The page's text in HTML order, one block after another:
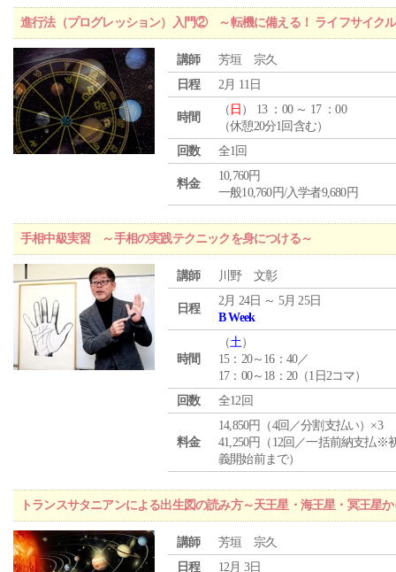
進行法（プログレッション）入門② ～転機に備える！ ライフサイク
講師
芳垣 宗久
日程
2月 11日
時間
（ 日 ） 13 ：00 ～ 17 ：00
（休憩20分1回含む）
回数
全1回
料金
10,760円
一般10,760円/入学者9,680円
手相中級実習 ～手相の実践テクニックを身につける～
講師 川野 文彰
日程
2月 24日 ～ 5月 25日
B Week
時間
（土）
15：20～16：40／
17：00～18：20（1日2コマ）
回数
全12回
料金
14,850円（4回／分割支払い）×3
41,250円（12回／一括前納支払※
義開始前まで）
トランスサタニアンによる出生図の読み方～天王星・海王星・冥王星
講師
芳垣 宗久
日程
12月 3日